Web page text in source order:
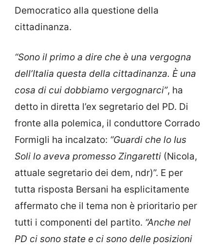
Democratico alla questione della
cittadinanza.
“Sono il primo a dire che è una vergogna
dell’Italia questa della cittadinanza. È una
cosa di cui dobbiamo vergognarci”, ha
detto in diretta l’ex segretario del PD. Di
fronte alla polemica, il conduttore Corrado
Formigli ha incalzato: “Guardi che lo Ius
Soli lo aveva promesso Zingaretti (Nicola,
attuale segretario dei dem, ndr)”. E per
tutta risposta Bersani ha esplicitamente
affermato che il tema non è prioritario per
tutti i componenti del partito. “Anche nel
PD ci sono state e ci sono delle posizioni